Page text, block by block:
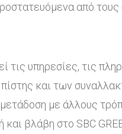
από
υπηρεσίες, τις
και των
με άλλους
βλάβη στο SBC